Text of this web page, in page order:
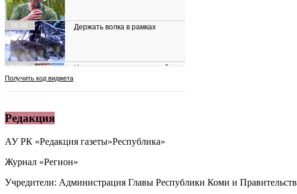
Редакция
АУ РК «Редакция газеты»Республика»
Журнал «Регион»
Учредители: Администрация Главы Республики Коми и